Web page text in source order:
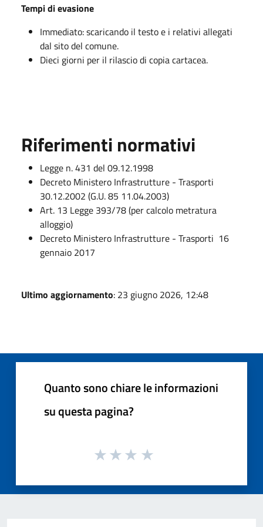
Tempi di evasione
Immediato: scaricando il testo e i relativi allegati
dal sito del comune.
Dieci giorni per il rilascio di copia cartacea.
Riferimenti normativi
Legge n. 431 del 09.12.1998
Decreto Ministero Infrastrutture - Trasporti
30.12.2002 (G.U. 85 11.04.2003)
Art. 13 Legge 393/78 (per calcolo metratura
alloggio)
Decreto Ministero Infrastrutture - Trasporti 16
gennaio 2017
Ultimo aggiornamento: 23 giugno 2026, 12:48
Quanto sono chiare le informazioni
su questa pagina?